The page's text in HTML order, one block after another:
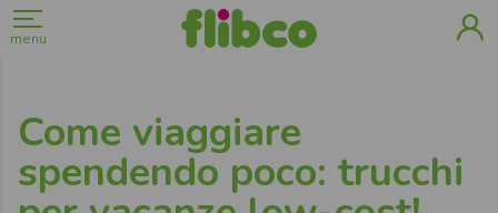
menu
Come viaggiare
spendendo poco: trucchi